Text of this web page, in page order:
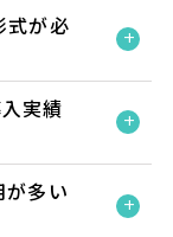
式が必
実績
多い